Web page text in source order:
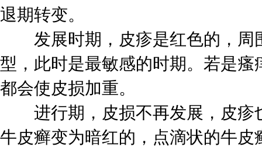
退期转变。
发展时期，皮疹是红色的，周
型，此时是最敏感的时期。若是
都会使皮损加重。
进行期，皮损不再发展，皮疹
牛皮癣变为暗红的，点滴状的牛